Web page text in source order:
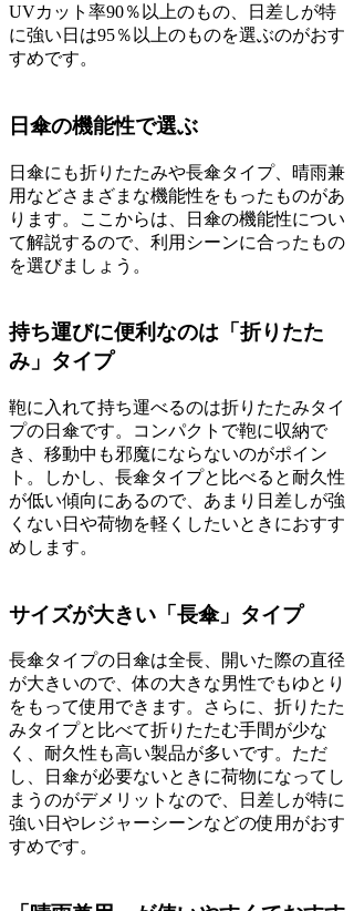
UVカット率90％以上のもの、日差しが特
に強い日は95％以上のものを選ぶのがおす
すめです。
日傘の機能性で選ぶ
日傘にも折りたたみや長傘タイプ、晴雨兼
用などさまざまな機能性をもったものがあ
ります。ここからは、日傘の機能性につい
て解説するので、利用シーンに合ったもの
を選びましょう。
持ち運びに便利なのは「折りたた
み」タイプ
鞄に入れて持ち運べるのは折りたたみタイ
プの日傘です。コンパクトで鞄に収納で
き、移動中も邪魔にならないのがポイン
ト。しかし、長傘タイプと比べると耐久性
が低い傾向にあるので、あまり日差しが強
くない日や荷物を軽くしたいときにおすす
めします。
サイズが大きい「長傘」タイプ
長傘タイプの日傘は全長、開いた際の直径
が大きいので、体の大きな男性でもゆとり
をもって使用できます。さらに、折りたた
みタイプと比べて折りたたむ手間が少な
く、耐久性も高い製品が多いです。ただ
し、日傘が必要ないときに荷物になってし
まうのがデメリットなので、日差しが特に
強い日やレジャーシーンなどの使用がおす
すめです。